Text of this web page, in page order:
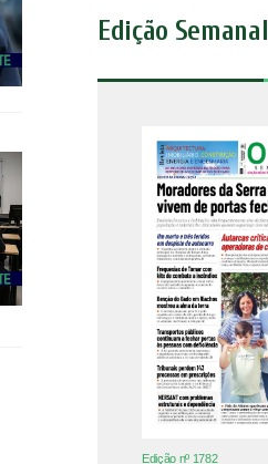
Edição Semanal
Edição nº 1782